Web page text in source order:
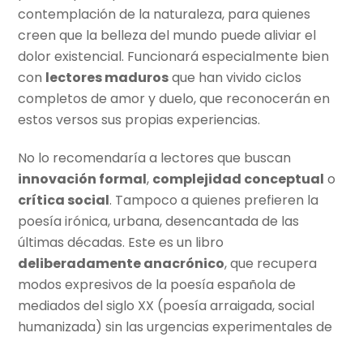
contemplación de la naturaleza, para quienes
creen que la belleza del mundo puede aliviar el
dolor existencial. Funcionará especialmente bien
con lectores madurosque han vivido ciclos
completos de amor y duelo, que reconocerán en
estos versos sus propias experiencias.
No lo recomendaría a lectores que buscan
innovación formal, complejidad conceptual o
crítica social. Tampoco a quienes prefieren la
poesía irónica, urbana, desencantada de las
últimas décadas. Este es un libro
deliberadamente anacrónico, que recupera
modos expresivos de la poesía española de
mediados del siglo XX (poesía arraigada, social
humanizada) sin las urgencias experimentales de